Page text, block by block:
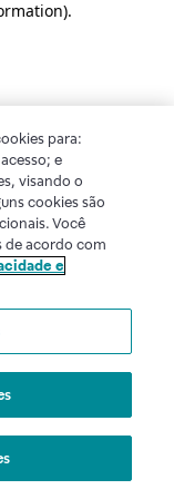
.
para:
e
visando o
cookies são
Você
de acordo com
e